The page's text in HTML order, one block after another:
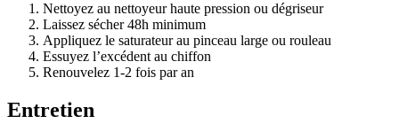
Nettoyez au nettoyeur haute pression ou dégriseur
Laissez sécher 48h minimum
Appliquez le saturateur au pinceau large ou rouleau
Essuyez l’excédent au chiffon
Renouvelez 1-2 fois par an
Entretien